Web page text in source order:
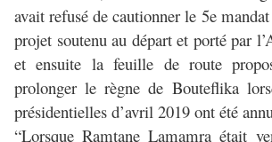
avait refusé de cautionner le 5e
projet soutenu au départ et porté par
et ensuite la feuille de route
prolonger le règne de Bouteflika
présidentielles d’avril 2019 ont été
“Lorsque Ramtane Lamamra était